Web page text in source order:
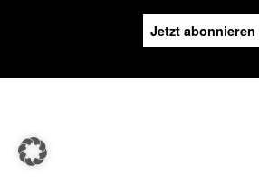
Jetzt abonnieren